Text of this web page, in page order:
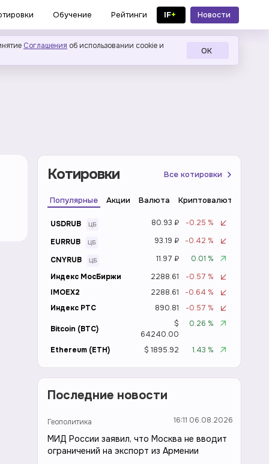
Обучение Рейтинги IF+
Новости
в MAX
Соглашения об использовании cookie и
ОК
Котировки Все котировки
Популярные Акции Валюта Криптовалюта
USDRUB 80.93 ₽
-0.25 %
EURRUB
93.19 ₽
-0.42 %
CNYRUB
11.97 ₽
0.01 %
Индекс МосБиржи
2288.61
-0.57 %
IMOEX2
2288.61
-0.64 %
Индекс РТС
890.81 -0.57 %
Bitcoin (BTC)
$
64240.00
0.26 %
Ethereum (ETH) $ 1895.92 1.43 %
Последние новости
Геополитика 16:11 06.08.2026
МИД России заявил, что Москва не вводит
ограничений на экспорт из Армении